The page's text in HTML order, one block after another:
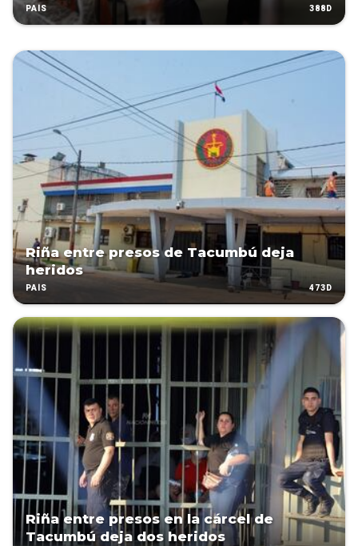
PAÍS 388D
Riña entre presos de Tacumbú deja
heridos
PAÍS 473D
Riña entre presos en la cárcel de
Tacumbú deja dos heridos